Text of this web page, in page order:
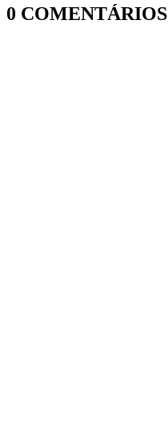
0 COMENTÁRIOS